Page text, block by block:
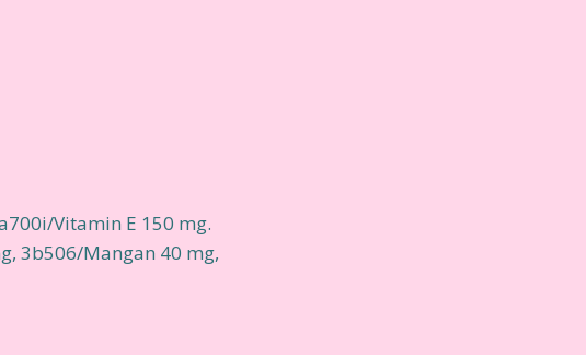
Vitamin E 150 mg.
3b506/Mangan 40 mg,